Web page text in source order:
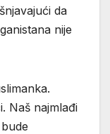
da
nije
Naš najmlađi